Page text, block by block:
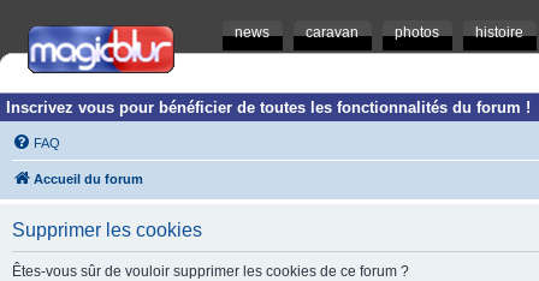
news caravan photos histoire
Inscrivez vous pour bénéficier de toutes les fonctionnalités du forum !
FAQ
Accueil du forum
Supprimer les cookies
Êtes-vous sûr de vouloir supprimer les cookies de ce forum ?